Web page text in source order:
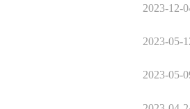
2023-12-
2023-05-
2023-05-